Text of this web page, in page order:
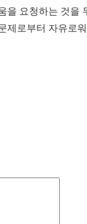
을 요청하는 것을
제로부터 자유로